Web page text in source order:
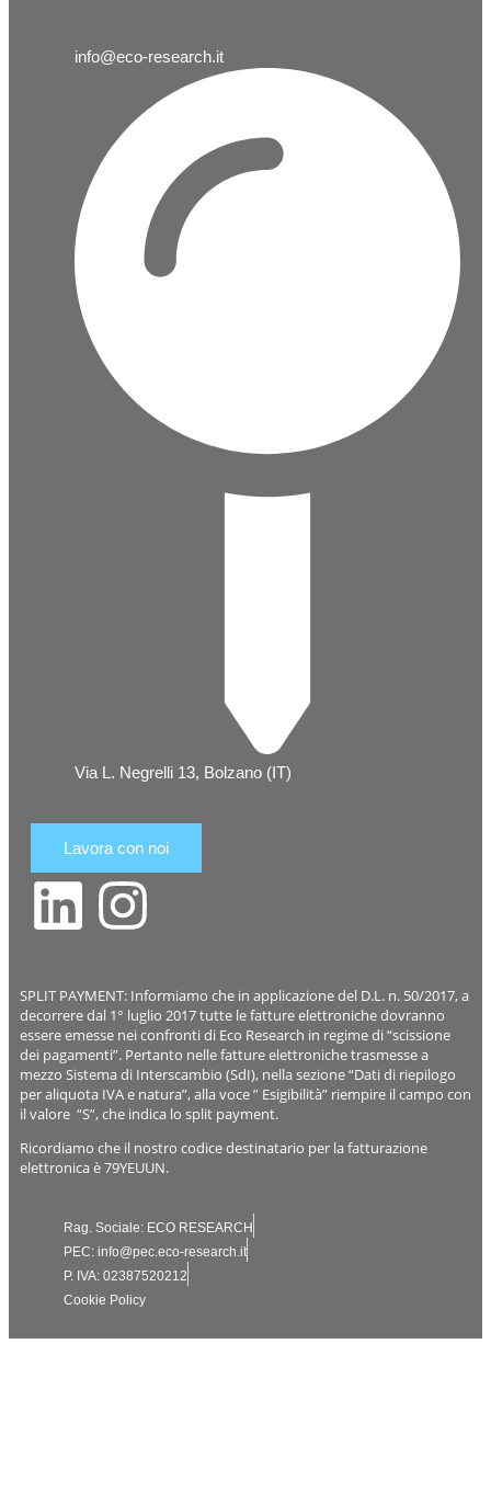
info@eco-research.it
Via L. Negrelli 13, Bolzano (IT)
Lavora con noi
SPLIT PAYMENT: Informiamo che in applicazione del D.L. n. 50/2017, a
decorrere dal 1° luglio 2017 tutte le fatture elettroniche dovranno
essere emesse nei confronti di Eco Research in regime di “scissione
dei pagamenti”. Pertanto nelle fatture elettroniche trasmesse a
mezzo Sistema di Interscambio (SdI), nella sezione “Dati di riepilogo
per aliquota IVA e natura”, alla voce ” Esigibilità” riempire il campo con
il valore “S”, che indica lo split payment.
Ricordiamo che il nostro codice destinatario per la fatturazione
elettronica è 79YEUUN.
Rag. Sociale: ECO RESEARCH
PEC: info@pec.eco-research.it
P. IVA: 02387520212
Cookie Policy